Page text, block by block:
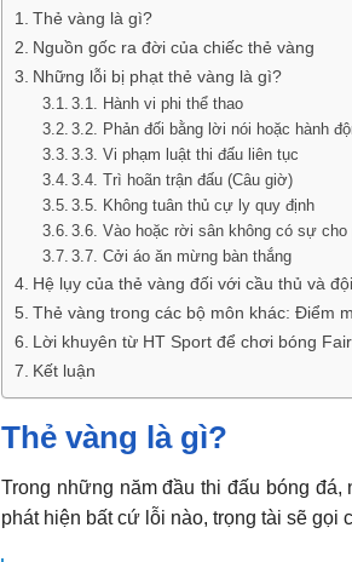
Thẻ vàng là gì?
Nguồn gốc ra đời của chiếc thẻ vàng
Những lỗi bị phạt thẻ vàng là gì?
3.1. Hành vi phi thể thao
3.2. Phản đối bằng lời nói hoặc hành
3.3. Vi phạm luật thi đấu liên tục
3.4. Trì hoãn trận đấu (Câu giờ)
3.5. Không tuân thủ cự ly quy định
3.6. Vào hoặc rời sân không có sự cho
3.7. Cởi áo ăn mừng bàn thắng
Hệ lụy của thẻ vàng đối với cầu thủ và
Thẻ vàng trong các bộ môn khác: Điểm
Lời khuyên từ HT Sport để chơi bóng
Kết luận
Thẻ vàng là gì?
Trong những năm đầu thi đấu bóng
phát hiện bất cứ lỗi nào, trọng tài sẽ gọi